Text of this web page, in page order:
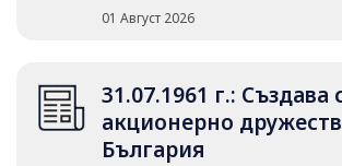
01 Август 2026
31.07.1961 г.: Създава
акционерно
България